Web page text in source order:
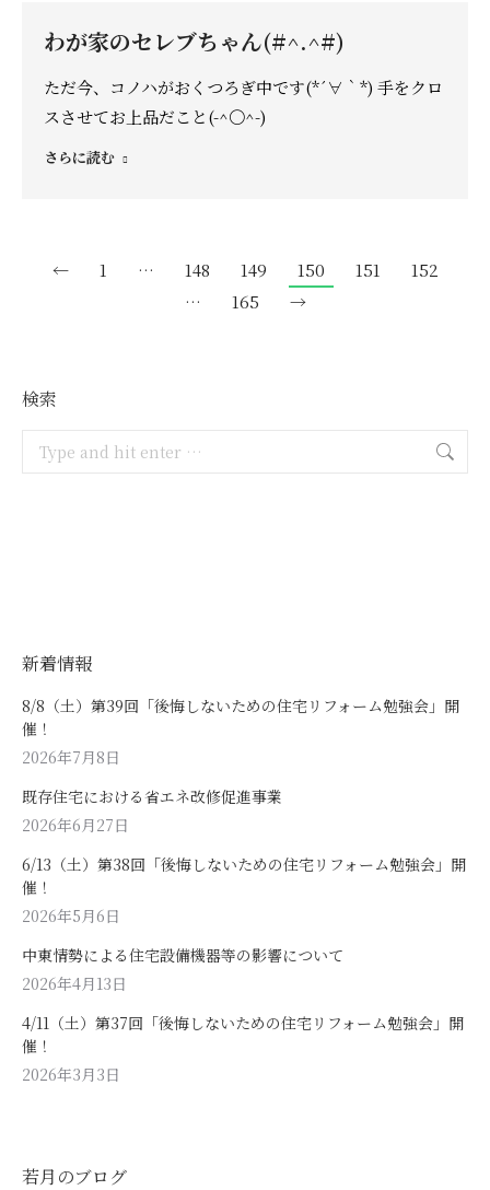
わが家のセレブちゃん(#^.^#)
ただ今、コノハがおくつろぎ中です(*´∀｀*) 手をクロ
スさせてお上品だこと(-^〇^-)
さらに読む
← 1 … 148 149 150 151
152
…
165 →
検索
新着情報
8/8（土）第39回「後悔しないための住宅リフォーム勉強会」開
催！
2026年7月8日
既存住宅における省エネ改修促進事業
2026年6月27日
6/13（土）第38回「後悔しないための住宅リフォーム勉強会」開
催！
2026年5月6日
中東情勢による住宅設備機器等の影響について
2026年4月13日
4/11（土）第37回「後悔しないための住宅リフォーム勉強会」開
催！
2026年3月3日
若月のブログ